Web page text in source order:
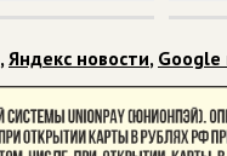
,Яндекс новости, Google